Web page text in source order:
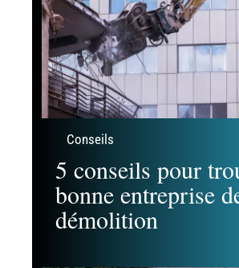
Conseils
5 conseils pour
bonne entreprise
démolition